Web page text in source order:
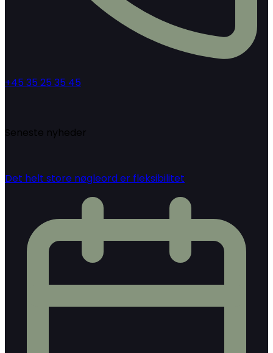
+45 35 25 35 45
Seneste nyheder
Det helt store nøgleord er fleksibilitet